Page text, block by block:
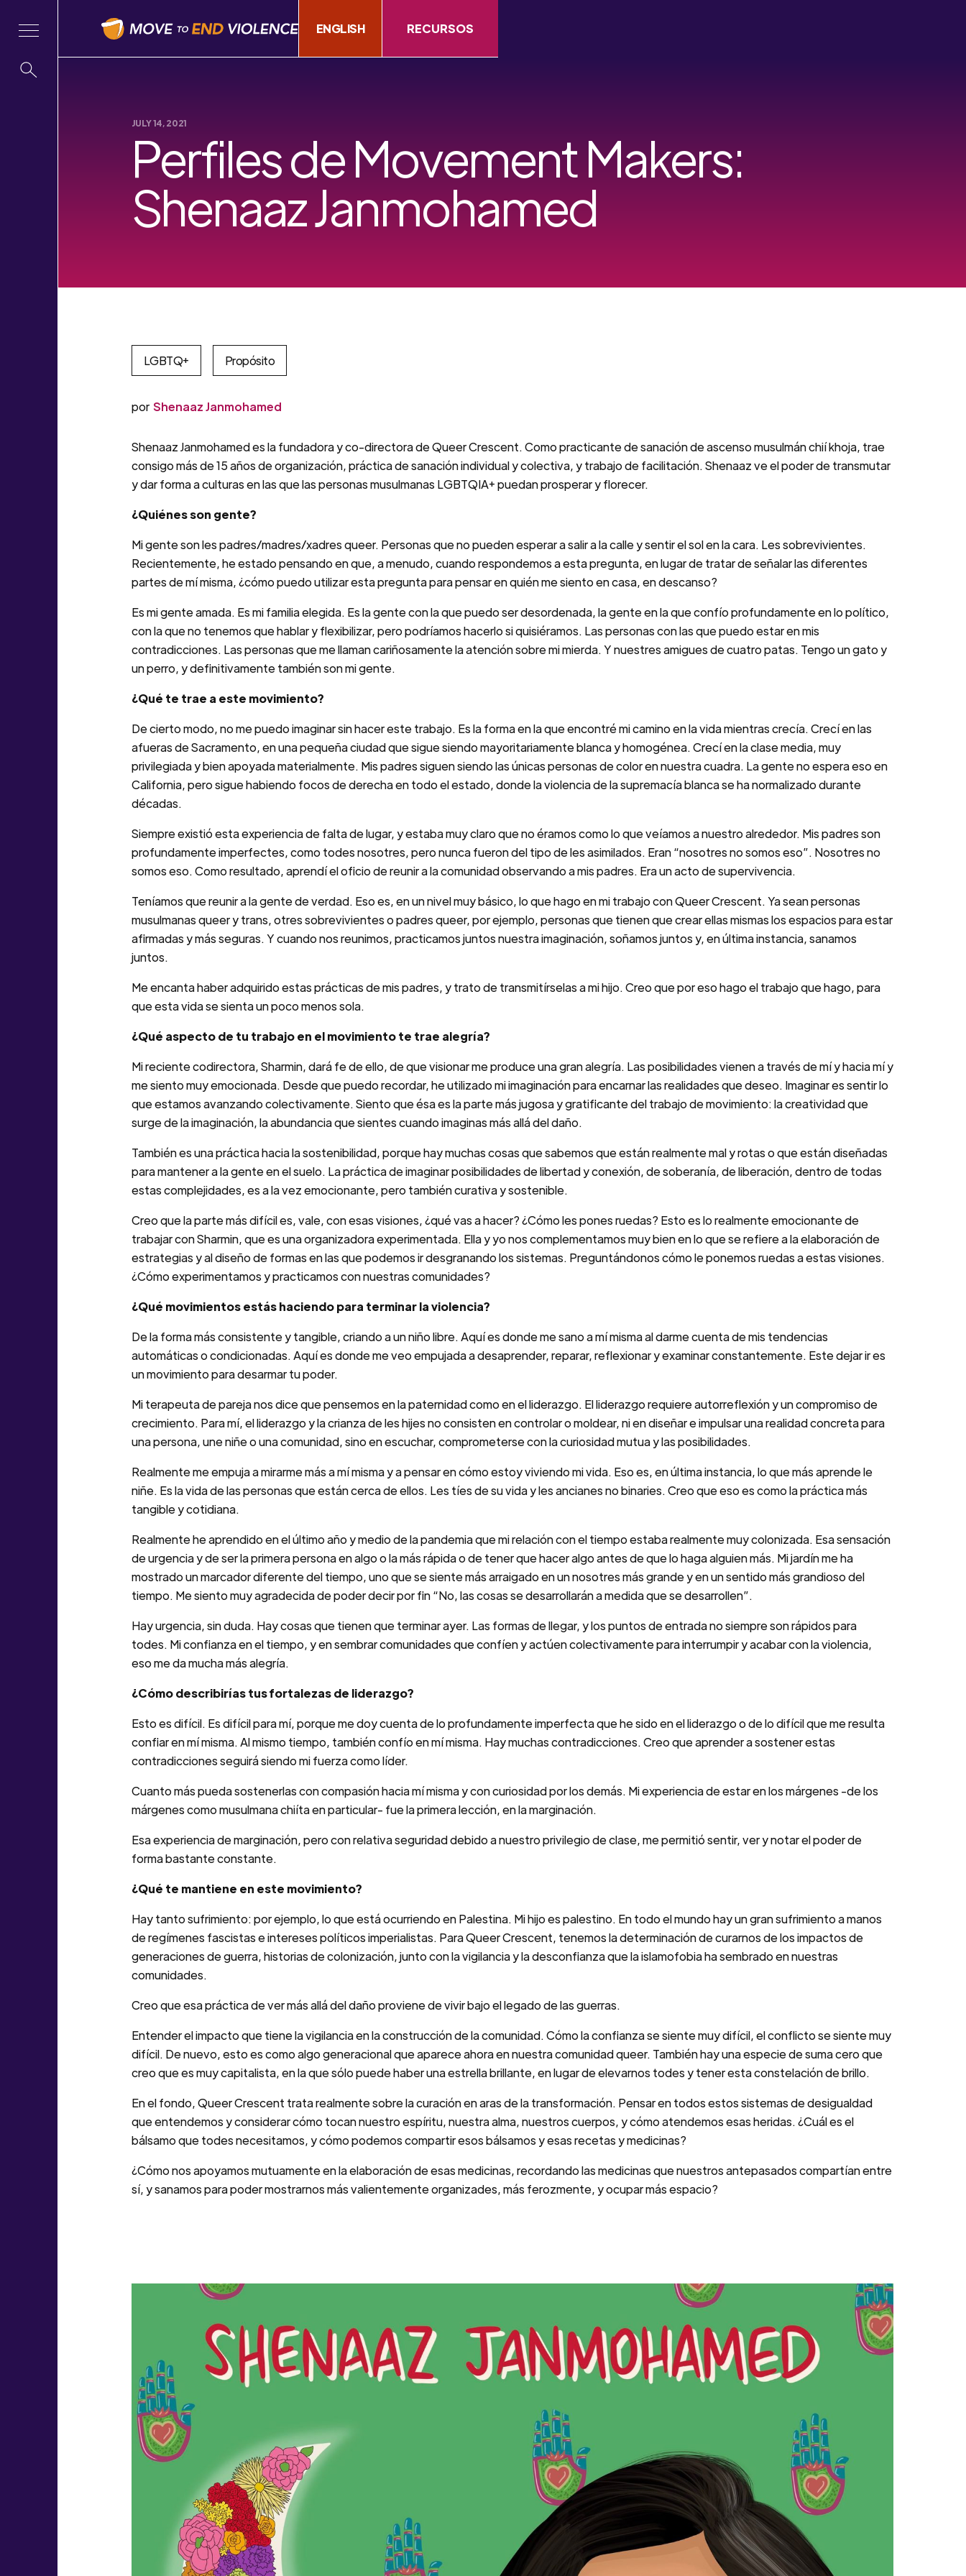
ENGLISH RECURSOS
JULY 14, 2021
Perfiles de Movement Makers:
Shenaaz Janmohamed
LGBTQ+ Propósito
por Shenaaz Janmohamed
Shenaaz Janmohamed es la fundadora y co-directora de Queer Crescent. Como practicante de sanación de ascenso musulmán chií khoja, trae
consigo más de 15 años de organización, práctica de sanación individual y colectiva, y trabajo de facilitación. Shenaaz ve el poder de transmutar
y dar forma a culturas en las que las personas musulmanas LGBTQIA+ puedan prosperar y florecer.
¿Quiénes son gente?
Mi gente son les padres/madres/xadres queer. Personas que no pueden esperar a salir a la calle y sentir el sol en la cara. Les sobrevivientes.
Recientemente, he estado pensando en que, a menudo, cuando respondemos a esta pregunta, en lugar de tratar de señalar las diferentes
partes de mí misma, ¿cómo puedo utilizar esta pregunta para pensar en quién me siento en casa, en descanso?
Es mi gente amada. Es mi familia elegida. Es la gente con la que puedo ser desordenada, la gente en la que confío profundamente en lo político,
con la que no tenemos que hablar y flexibilizar, pero podríamos hacerlo si quisiéramos. Las personas con las que puedo estar en mis
contradicciones. Las personas que me llaman cariñosamente la atención sobre mi mierda. Y nuestres amigues de cuatro patas. Tengo un gato y
un perro, y definitivamente también son mi gente.
¿Qué te trae a este movimiento?
De cierto modo, no me puedo imaginar sin hacer este trabajo. Es la forma en la que encontré mi camino en la vida mientras crecía. Crecí en las
afueras de Sacramento, en una pequeña ciudad que sigue siendo mayoritariamente blanca y homogénea. Crecí en la clase media, muy
privilegiada y bien apoyada materialmente. Mis padres siguen siendo las únicas personas de color en nuestra cuadra. La gente no espera eso en
California, pero sigue habiendo focos de derecha en todo el estado, donde la violencia de la supremacía blanca se ha normalizado durante
décadas.
Siempre existió esta experiencia de falta de lugar, y estaba muy claro que no éramos como lo que veíamos a nuestro alrededor. Mis padres son
profundamente imperfectes, como todes nosotres, pero nunca fueron del tipo de les asimilados. Eran “nosotres no somos eso”. Nosotres no
somos eso. Como resultado, aprendí el oficio de reunir a la comunidad observando a mis padres. Era un acto de supervivencia.
Teníamos que reunir a la gente de verdad. Eso es, en un nivel muy básico, lo que hago en mi trabajo con Queer Crescent. Ya sean personas
musulmanas queer y trans, otres sobrevivientes o padres queer, por ejemplo, personas que tienen que crear ellas mismas los espacios para estar
afirmadas y más seguras. Y cuando nos reunimos, practicamos juntos nuestra imaginación, soñamos juntos y, en última instancia, sanamos
juntos.
Me encanta haber adquirido estas prácticas de mis padres, y trato de transmitírselas a mi hijo. Creo que por eso hago el trabajo que hago, para
que esta vida se sienta un poco menos sola.
¿Qué aspecto de tu trabajo en el movimiento te trae alegría?
Mi reciente codirectora, Sharmin, dará fe de ello, de que visionar me produce una gran alegría. Las posibilidades vienen a través de mí y hacia mí y
me siento muy emocionada. Desde que puedo recordar, he utilizado mi imaginación para encarnar las realidades que deseo. Imaginar es sentir lo
que estamos avanzando colectivamente. Siento que ésa es la parte más jugosa y gratificante del trabajo de movimiento: la creatividad que
surge de la imaginación, la abundancia que sientes cuando imaginas más allá del daño.
También es una práctica hacia la sostenibilidad, porque hay muchas cosas que sabemos que están realmente mal y rotas o que están diseñadas
para mantener a la gente en el suelo. La práctica de imaginar posibilidades de libertad y conexión, de soberanía, de liberación, dentro de todas
estas complejidades, es a la vez emocionante, pero también curativa y sostenible.
Creo que la parte más difícil es, vale, con esas visiones, ¿qué vas a hacer? ¿Cómo les pones ruedas? Esto es lo realmente emocionante de
trabajar con Sharmin, que es una organizadora experimentada. Ella y yo nos complementamos muy bien en lo que se refiere a la elaboración de
estrategias y al diseño de formas en las que podemos ir desgranando los sistemas. Preguntándonos cómo le ponemos ruedas a estas visiones.
¿Cómo experimentamos y practicamos con nuestras comunidades?
¿Qué movimientos estás haciendo para terminar la violencia?
De la forma más consistente y tangible, criando a un niño libre. Aquí es donde me sano a mí misma al darme cuenta de mis tendencias
automáticas o condicionadas. Aquí es donde me veo empujada a desaprender, reparar, reflexionar y examinar constantemente. Este dejar ir es
un movimiento para desarmar tu poder.
Mi terapeuta de pareja nos dice que pensemos en la paternidad como en el liderazgo. El liderazgo requiere autorreflexión y un compromiso de
crecimiento. Para mí, el liderazgo y la crianza de les hijes no consisten en controlar o moldear, ni en diseñar e impulsar una realidad concreta para
una persona, une niñe o una comunidad, sino en escuchar, comprometerse con la curiosidad mutua y las posibilidades.
Realmente me empuja a mirarme más a mí misma y a pensar en cómo estoy viviendo mi vida. Eso es, en última instancia, lo que más aprende le
niñe. Es la vida de las personas que están cerca de ellos. Les tíes de su vida y les ancianes no binaries. Creo que eso es como la práctica más
tangible y cotidiana.
Realmente he aprendido en el último año y medio de la pandemia que mi relación con el tiempo estaba realmente muy colonizada. Esa sensación
de urgencia y de ser la primera persona en algo o la más rápida o de tener que hacer algo antes de que lo haga alguien más. Mi jardín me ha
mostrado un marcador diferente del tiempo, uno que se siente más arraigado en un nosotres más grande y en un sentido más grandioso del
tiempo. Me siento muy agradecida de poder decir por fin “No, las cosas se desarrollarán a medida que se desarrollen”.
Hay urgencia, sin duda. Hay cosas que tienen que terminar ayer. Las formas de llegar, y los puntos de entrada no siempre son rápidos para
todes. Mi confianza en el tiempo, y en sembrar comunidades que confíen y actúen colectivamente para interrumpir y acabar con la violencia,
eso me da mucha más alegría.
¿Cómo describirías tus fortalezas de liderazgo?
Esto es difícil. Es difícil para mí, porque me doy cuenta de lo profundamente imperfecta que he sido en el liderazgo o de lo difícil que me resulta
confiar en mí misma. Al mismo tiempo, también confío en mí misma. Hay muchas contradicciones. Creo que aprender a sostener estas
contradicciones seguirá siendo mi fuerza como líder.
Cuanto más pueda sostenerlas con compasión hacia mí misma y con curiosidad por los demás. Mi experiencia de estar en los márgenes -de los
márgenes como musulmana chiíta en particular- fue la primera lección, en la marginación.
Esa experiencia de marginación, pero con relativa seguridad debido a nuestro privilegio de clase, me permitió sentir, ver y notar el poder de
forma bastante constante.
¿Qué te mantiene en este movimiento?
Hay tanto sufrimiento: por ejemplo, lo que está ocurriendo en Palestina. Mi hijo es palestino. En todo el mundo hay un gran sufrimiento a manos
de regímenes fascistas e intereses políticos imperialistas. Para Queer Crescent, tenemos la determinación de curarnos de los impactos de
generaciones de guerra, historias de colonización, junto con la vigilancia y la desconfianza que la islamofobia ha sembrado en nuestras
comunidades.
Creo que esa práctica de ver más allá del daño proviene de vivir bajo el legado de las guerras.
Entender el impacto que tiene la vigilancia en la construcción de la comunidad. Cómo la confianza se siente muy difícil, el conflicto se siente muy
difícil. De nuevo, esto es como algo generacional que aparece ahora en nuestra comunidad queer. También hay una especie de suma cero que
creo que es muy capitalista, en la que sólo puede haber una estrella brillante, en lugar de elevarnos todes y tener esta constelación de brillo.
En el fondo, Queer Crescent trata realmente sobre la curación en aras de la transformación. Pensar en todos estos sistemas de desigualdad
que entendemos y considerar cómo tocan nuestro espíritu, nuestra alma, nuestros cuerpos, y cómo atendemos esas heridas. ¿Cuál es el
bálsamo que todes necesitamos, y cómo podemos compartir esos bálsamos y esas recetas y medicinas?
¿Cómo nos apoyamos mutuamente en la elaboración de esas medicinas, recordando las medicinas que nuestros antepasados compartían entre
sí, y sanamos para poder mostrarnos más valientemente organizades, más ferozmente, y ocupar más espacio?